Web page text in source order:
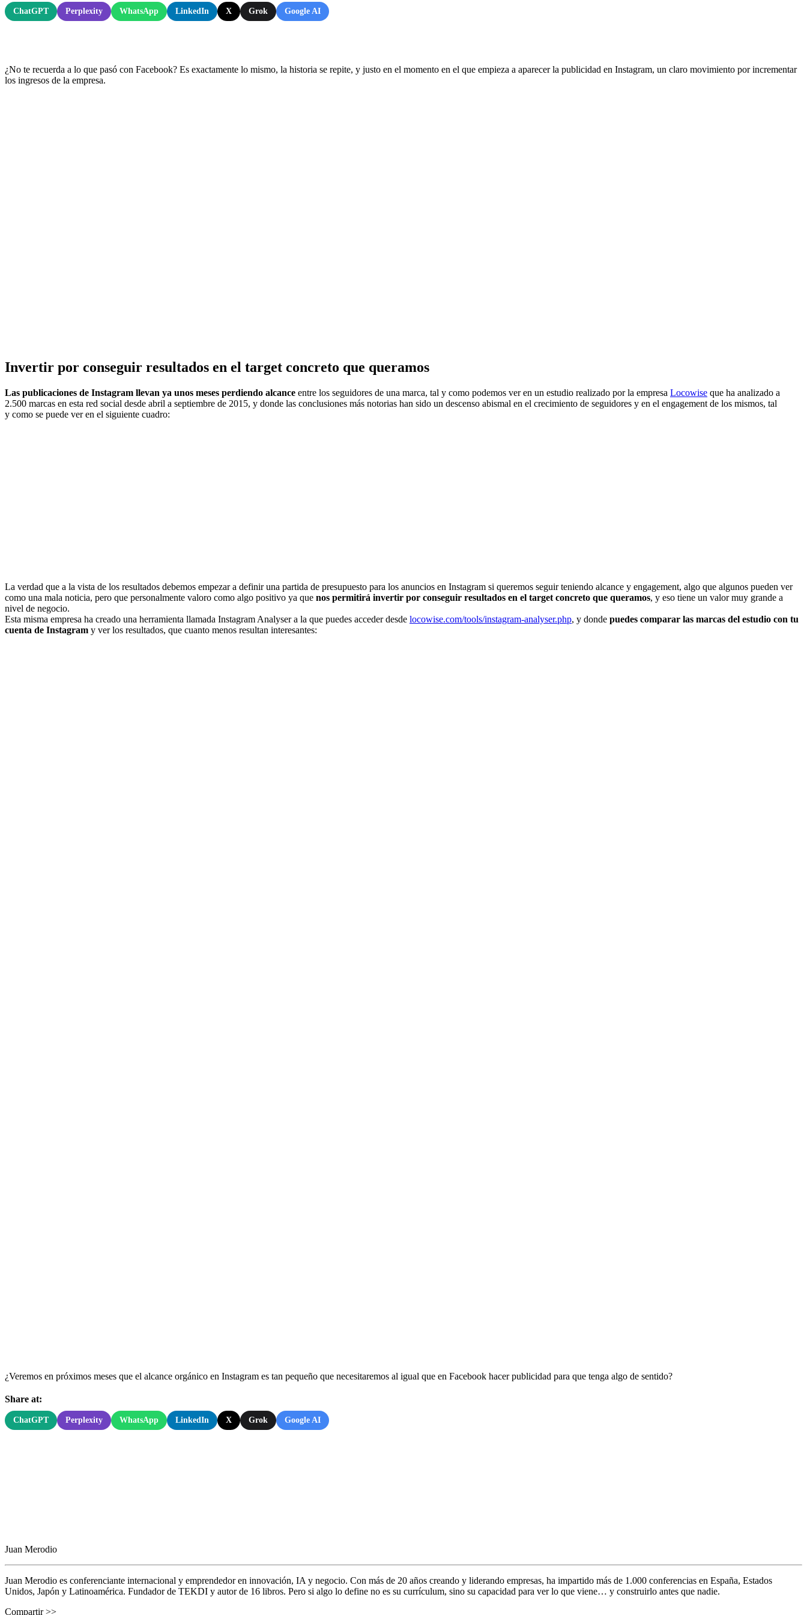
ChatGPT Perplexity WhatsApp LinkedIn X Grok Google AI
¿No te recuerda a lo que pasó con Facebook? Es exactamente lo mismo, la historia se repite, y justo en el momento en el que empieza a aparecer la publicidad en Instagram, un claro movimiento por incrementar
los ingresos de la empresa.
Invertir por conseguir resultados en el target concreto que queramos
Las publicaciones de Instagram llevan ya unos meses perdiendo alcance entre los seguidores de una marca, tal y como podemos ver en un estudio realizado por la empresa Locowise que ha analizado a
2.500 marcas en esta red social desde abril a septiembre de 2015, y donde las conclusiones más notorias han sido un descenso abismal en el crecimiento de seguidores y en el engagement de los mismos, tal
y como se puede ver en el siguiente cuadro:
La verdad que a la vista de los resultados debemos empezar a definir una partida de presupuesto para los anuncios en Instagram si queremos seguir teniendo alcance y engagement, algo que algunos pueden ver
como una mala noticia, pero que personalmente valoro como algo positivo ya que nos permitirá invertir por conseguir resultados en el target concreto que queramos, y eso tiene un valor muy grande a
nivel de negocio.
Esta misma empresa ha creado una herramienta llamada Instagram Analyser a la que puedes acceder desde locowise.com/tools/instagram-analyser.php, y donde puedes comparar las marcas del estudio con tu
cuenta de Instagram y ver los resultados, que cuanto menos resultan interesantes:
¿Veremos en próximos meses que el alcance orgánico en Instagram es tan pequeño que necesitaremos al igual que en Facebook hacer publicidad para que tenga algo de sentido?
Share at:
ChatGPT Perplexity WhatsApp LinkedIn X Grok Google AI
Juan Merodio
Juan Merodio es conferenciante internacional y emprendedor en innovación, IA y negocio. Con más de 20 años creando y liderando empresas, ha impartido más de 1.000 conferencias en España, Estados
Unidos, Japón y Latinoamérica. Fundador de TEKDI y autor de 16 libros. Pero si algo lo define no es su currículum, sino su capacidad para ver lo que viene… y construirlo antes que nadie.
Compartir >>